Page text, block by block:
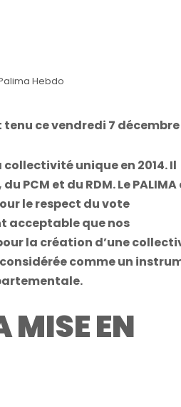
Hebdo
ce vendredi 7
unique en 2014. Il
PCM et du RDM. Le PALIMA
le respect du vote
acceptable que nos
la création d’une
comme un
MISE EN